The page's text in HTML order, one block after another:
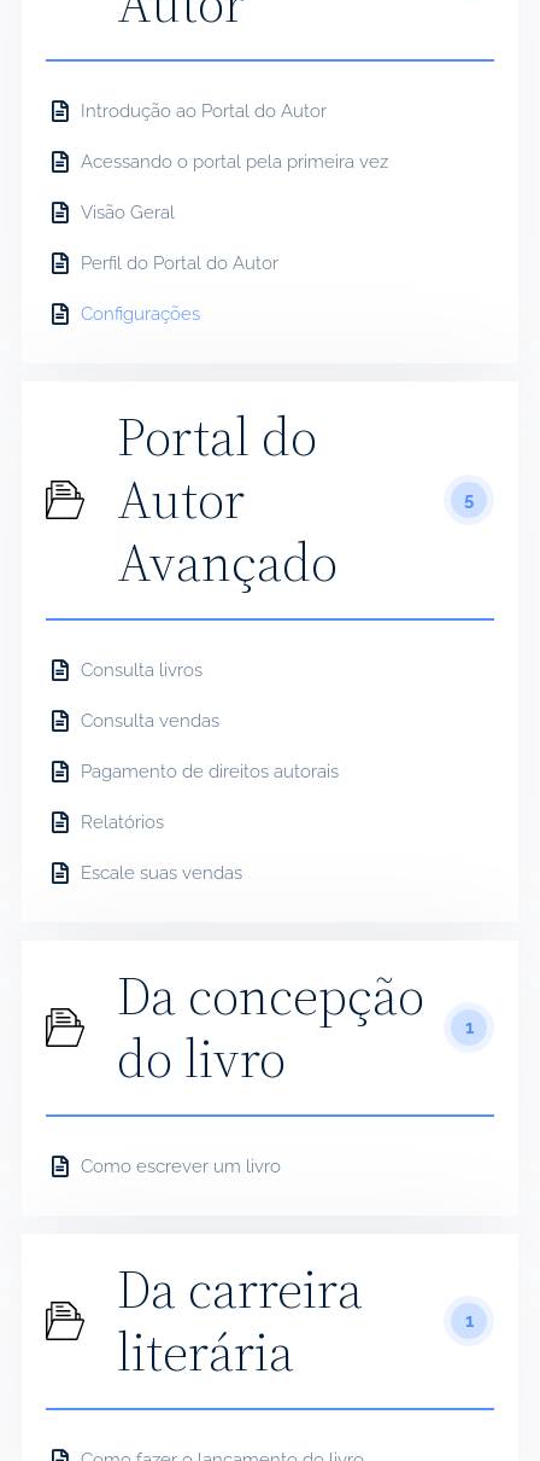
Introdução ao Portal do Autor
Acessando o portal pela primeira vez
Visão Geral
Perfil do Portal do Autor
Configurações
Portal do
Autor
Avançado
5
Consulta livros
Consulta vendas
Pagamento de direitos autorais
Relatórios
Escale suas vendas
Da concepção
do livro
1
Como escrever um livro
Da carreira
literária
1